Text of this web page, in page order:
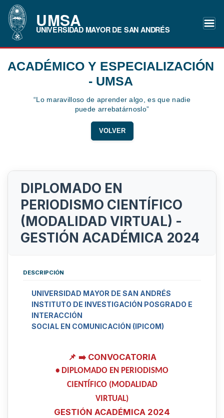
UMSA
UNIVERSIDAD MAYOR DE SAN ANDRÉS
ACADÉMICO Y ESPECIALIZACIÓN
- UMSA
“Lo maravilloso de aprender algo, es que nadie
puede arrebatárnoslo”
VOLVER
DIPLOMADO EN
PERIODISMO CIENTÍFICO
(MODALIDAD VIRTUAL) -
GESTIÓN ACADÉMICA 2024
DESCRIPCIÓN
UNIVERSIDAD MAYOR DE SAN ANDRÉS
INSTITUTO DE INVESTIGACIÓN POSGRADO E
INTERACCIÓN
SOCIAL EN COMUNICACIÓN (IPICOM)
📌 ➡️ CONVOCATORIA
• DIPLOMADO EN PERIODISMO
CIENTÍFICO (MODALIDAD
VIRTUAL)
GESTIÓN ACADÉMICA 2024